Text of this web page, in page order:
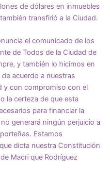
de dólares en inmuebles
transfirió a la Ciudad.
el comunicado de los
de Todos de la Ciudad de
y también lo hicimos en
acuerdo a nuestras
y con compromiso con el
la certeza de que esta
para financiar la
generará ningún perjuicio a
Estamos
dicta nuestra Constitución
Macri que Rodríguez